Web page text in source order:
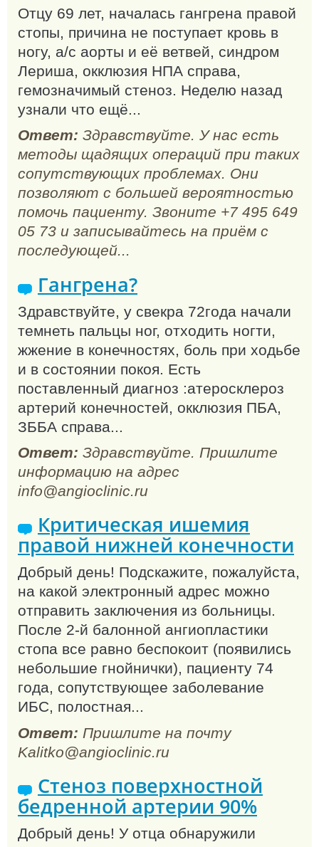
Отцу 69 лет, началась гангрена правой
стопы, причина не поступает кровь в
ногу, а/с аорты и её ветвей, синдром
Лериша, окклюзия НПА справа,
гемозначимый стеноз. Неделю назад
узнали что ещё...
Ответ: Здравствуйте. У нас есть
методы щадящих операций при таких
сопутствующих проблемах. Они
позволяют с большей вероятностью
помочь пациенту. Звоните +7 495 649
05 73 и записывайтесь на приём с
последующей...
Гангрена?
Здравствуйте, у свекра 72года начали
темнеть пальцы ног, отходить ногти,
жжение в конечностях, боль при ходьбе
и в состоянии покоя. Есть
поставленный диагноз :атеросклероз
артерий конечностей, окклюзия ПБА,
ЗББА справа...
Ответ: Здравствуйте. Пришлите
информацию на адрес
info@angioclinic.ru
Критическая ишемия
правой нижней конечности
Добрый день! Подскажите, пожалуйста,
на какой электронный адрес можно
отправить заключения из больницы.
После 2-й балонной ангиопластики
стопа все равно беспокоит (появились
небольшие гнойнички), пациенту 74
года, сопутствующее заболевание
ИБС, полостная...
Ответ: Пришлите на почту
Kalitko@angioclinic.ru
Стеноз поверхностной
бедренной артерии 90%
Добрый день! У отца обнаружили